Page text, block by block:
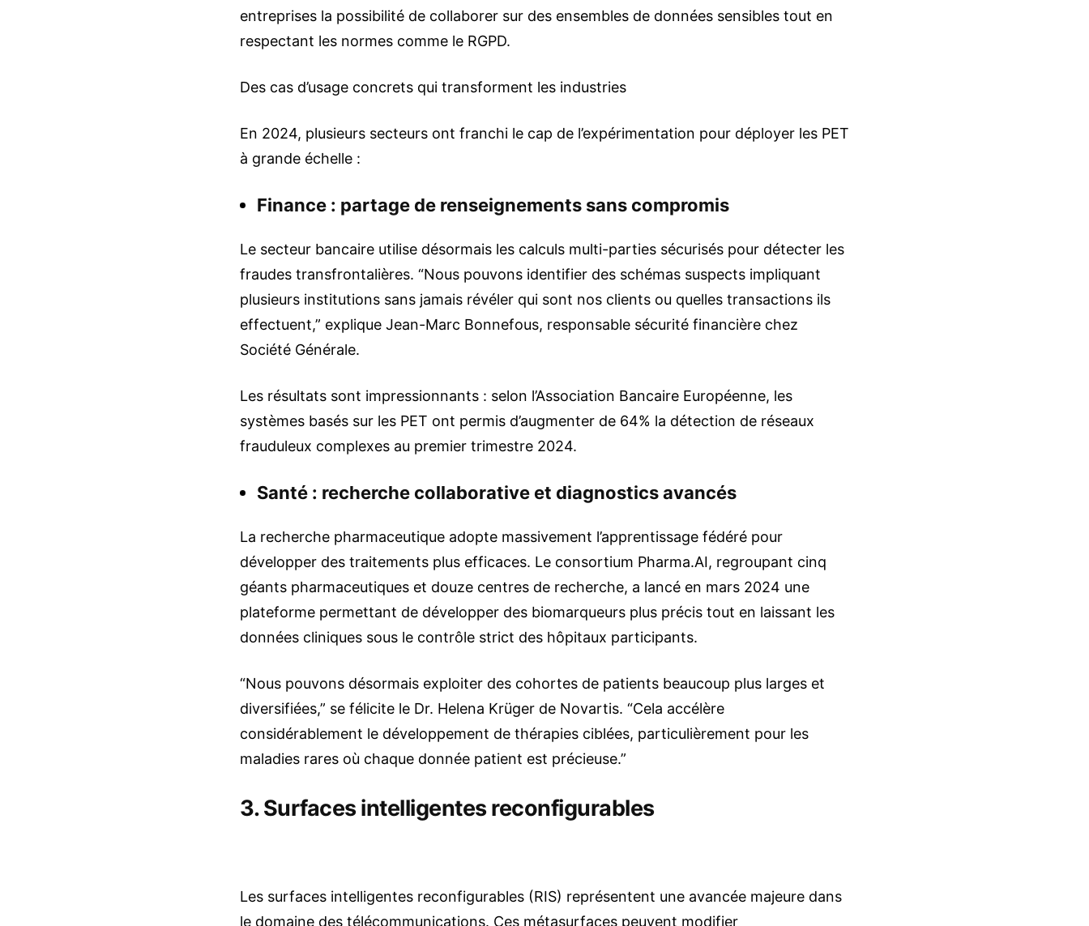
entreprises la possibilité de collaborer sur des ensembles de données sensibles tout en
respectant les normes comme le RGPD.
Des cas d’usage concrets qui transforment les industries
En 2024, plusieurs secteurs ont franchi le cap de l’expérimentation pour déployer les PET
à grande échelle :
Finance : partage de renseignements sans compromis
Le secteur bancaire utilise désormais les calculs multi-parties sécurisés pour détecter les
fraudes transfrontalières. “Nous pouvons identifier des schémas suspects impliquant
plusieurs institutions sans jamais révéler qui sont nos clients ou quelles transactions ils
effectuent,” explique Jean-Marc Bonnefous, responsable sécurité financière chez
Société Générale.
Les résultats sont impressionnants : selon l’Association Bancaire Européenne, les
systèmes basés sur les PET ont permis d’augmenter de 64% la détection de réseaux
frauduleux complexes au premier trimestre 2024.
Santé : recherche collaborative et diagnostics avancés
La recherche pharmaceutique adopte massivement l’apprentissage fédéré pour
développer des traitements plus efficaces. Le consortium Pharma.AI, regroupant cinq
géants pharmaceutiques et douze centres de recherche, a lancé en mars 2024 une
plateforme permettant de développer des biomarqueurs plus précis tout en laissant les
données cliniques sous le contrôle strict des hôpitaux participants.
“Nous pouvons désormais exploiter des cohortes de patients beaucoup plus larges et
diversifiées,” se félicite le Dr. Helena Krüger de Novartis. “Cela accélère
considérablement le développement de thérapies ciblées, particulièrement pour les
maladies rares où chaque donnée patient est précieuse.”
3. Surfaces intelligentes reconfigurables
Les surfaces intelligentes reconfigurables (RIS) représentent une avancée majeure dans
le domaine des télécommunications. Ces métasurfaces peuvent modifier